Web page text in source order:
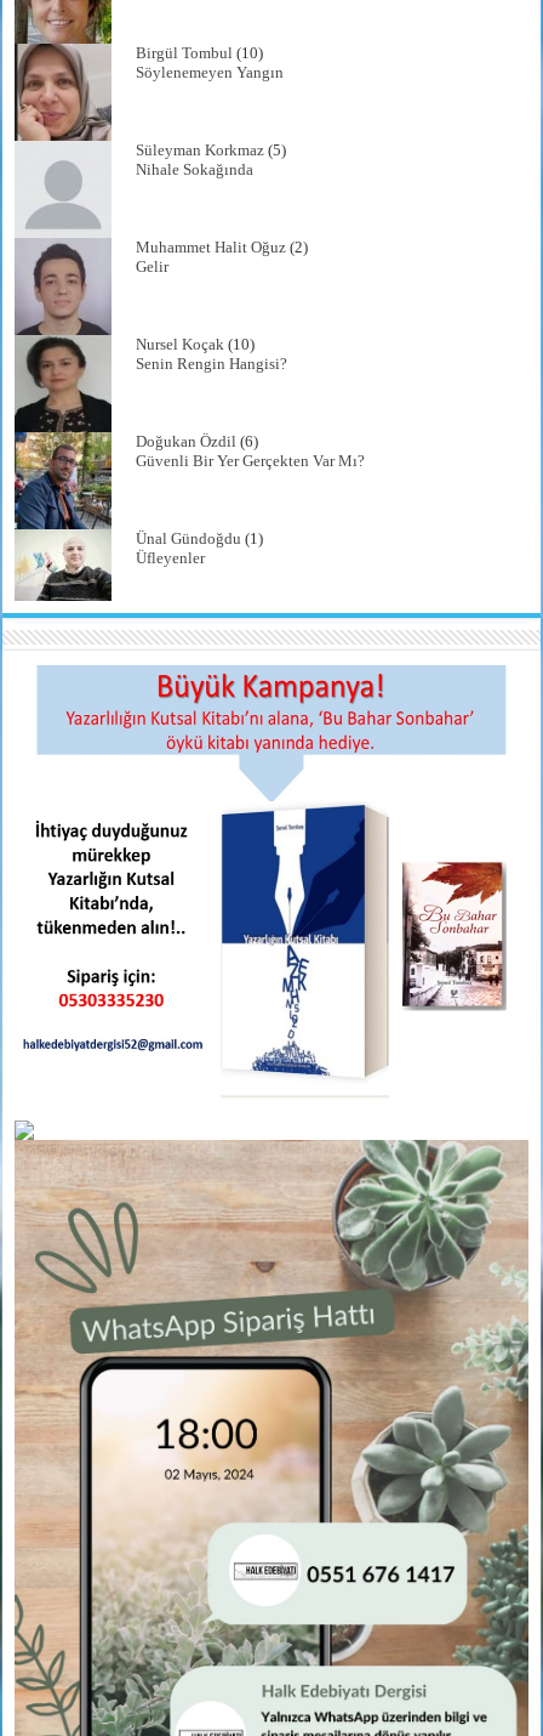
Birgül Tombul (10)
Söylenemeyen Yangın
Süleyman Korkmaz (5)
Nihale Sokağında
Muhammet Halit Oğuz (2)
Gelir
Nursel Koçak (10)
Senin Rengin Hangisi?
Doğukan Özdil (6)
Güvenli Bir Yer Gerçekten Var Mı?
Ünal Gündoğdu (1)
Üfleyenler